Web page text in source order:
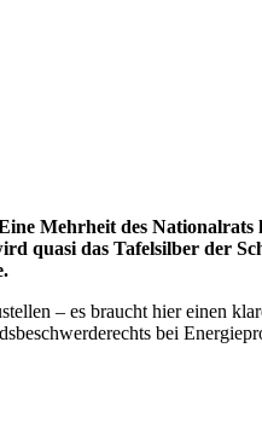
Mehrheit des
quasi das Tafelsilber der
– es braucht hier einen
bei